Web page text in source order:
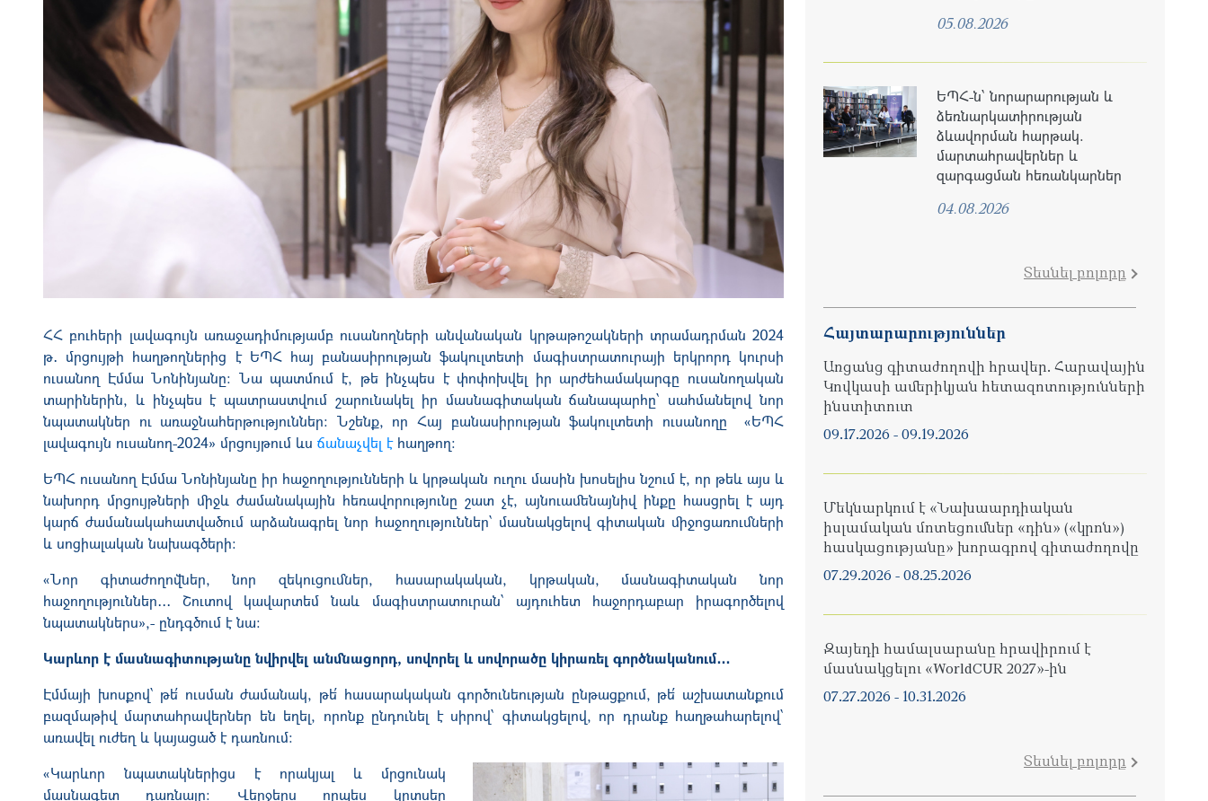
ՀՀ բուհերի լավագույն առաջադիմությամբ ուսանողների անվանական կրթաթոշակների տրամադրման 2024
թ․ մրցույթի հաղթողներից է ԵՊՀ հայ բանասիրության ֆակուլտետի մագիստրատուրայի երկրորդ կուրսի
ուսանող Էմմա Նոնինյանը։ Նա պատմում է, թե ինչպես է փոփոխվել իր արժեհամակարգը ուսանողական
տարիներին, և ինչպես է պատրաստվում շարունակել իր մասնագիտական ճանապարհը՝ սահմանելով նոր
նպատակներ ու առաջնահերթություններ։ Նշենք, որ Հայ բանասիրության ֆակուլտետի ուսանողը «ԵՊՀ
լավագույն ուսանող-2024» մրցույթում ևս ճանաչվել էհաղթող։
ԵՊՀ ուսանող Էմմա Նոնինյանը իր հաջողությունների և կրթական ուղու մասին խոսելիս նշում է, որ թեև այս և
նախորդ մրցույթների միջև ժամանակային հեռավորությունը շատ չէ, այնուամենայնիվ ինքը հասցրել է այդ
կարճ ժամանակահատվածում արձանագրել նոր հաջողություններ՝ մասնակցելով գիտական միջոցառումների
և սոցիալական նախագծերի։
«Նոր գիտաժողովներ, նոր զեկուցումներ, հասարակական, կրթական, մասնագիտական նոր
հաջողություններ․․․ Շուտով կավարտեմ նաև մագիստրատուրան՝ այդուհետ հաջորդաբար իրագործելով
նպատակներս»,- ընդգծում է նա։
Կարևոր է մասնագիտությանը նվիրվել անմնացորդ, սովորել և սովորածը կիրառել գործնականում․․․
Էմմայի խոսքով՝ թե՛ ուսման ժամանակ, թե՛ հասարակական գործունեության ընթացքում, թե՛ աշխատանքում
բազմաթիվ մարտահրավերներ են եղել, որոնք ընդունել է սիրով՝ գիտակցելով, որ դրանք հաղթահարելով՝
առավել ուժեղ և կայացած է դառնում։
«Կարևոր նպատակներիցս է որակյալ և մրցունակ
մասնագետ դառնալը։ Վերջերս որպես կրտսեր
05.08.2026
ԵՊՀ-ն՝ նորարարության և
ձեռնարկատիրության
ձևավորման հարթակ.
մարտահրավերներ և
զարգացման հեռանկարներ
04.08.2026
Տեսնել բոլորը
Հայտարարություններ
Առցանց գիտաժողովի հրավեր. Հարավային
Կովկասի ամերիկյան հետազոտությունների
ինստիտուտ
09.17.2026 -09.19.2026
Մեկնարկում է «Նախաարդիական
իսլամական մոտեցումներ «դին» («կրոն»)
հասկացությանը» խորագրով գիտաժողովը
07.29.2026 -08.25.2026
Զայեդի համալսարանը հրավիրում է
մասնակցելու «WorldCUR 2027»-ին
07.27.2026 - 10.31.2026
Տեսնել բոլորը